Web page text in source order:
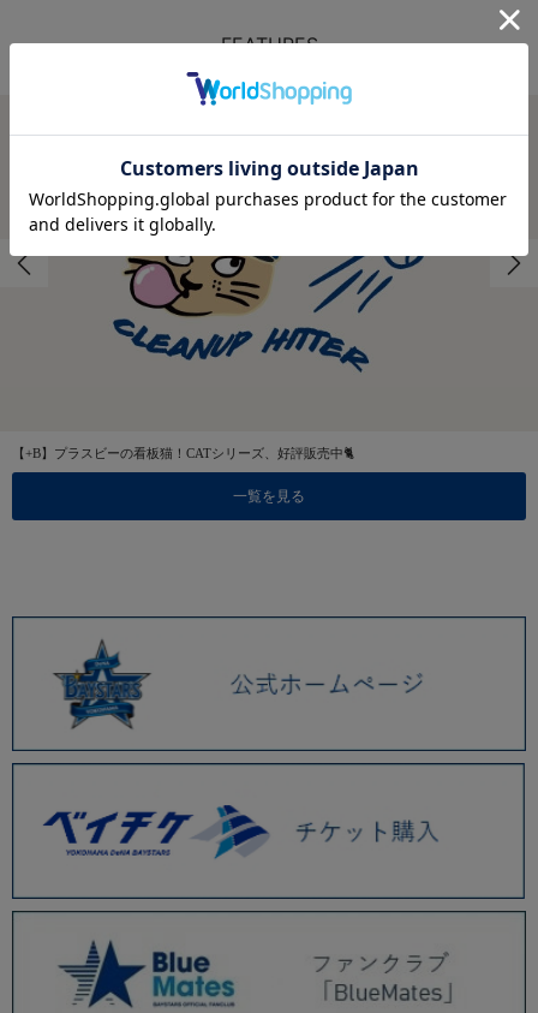
FEATURES
【+B】プラスビーの看板猫！CATシリーズ、好評販売中🐈
一覧を見る